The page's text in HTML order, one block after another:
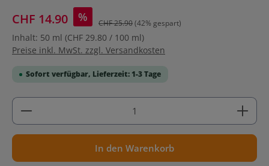
CHF 14.90 % CHF 25.90(42% gespart)
Inhalt: 50 ml (CHF 29.80 / 100 ml)
Preise inkl. MwSt. zzgl. Versandkosten
Sofort verfügbar, Lieferzeit: 1-3 Tage
Produkt Anzahl: Gib den gewünschten Wert ein
In den Warenkorb